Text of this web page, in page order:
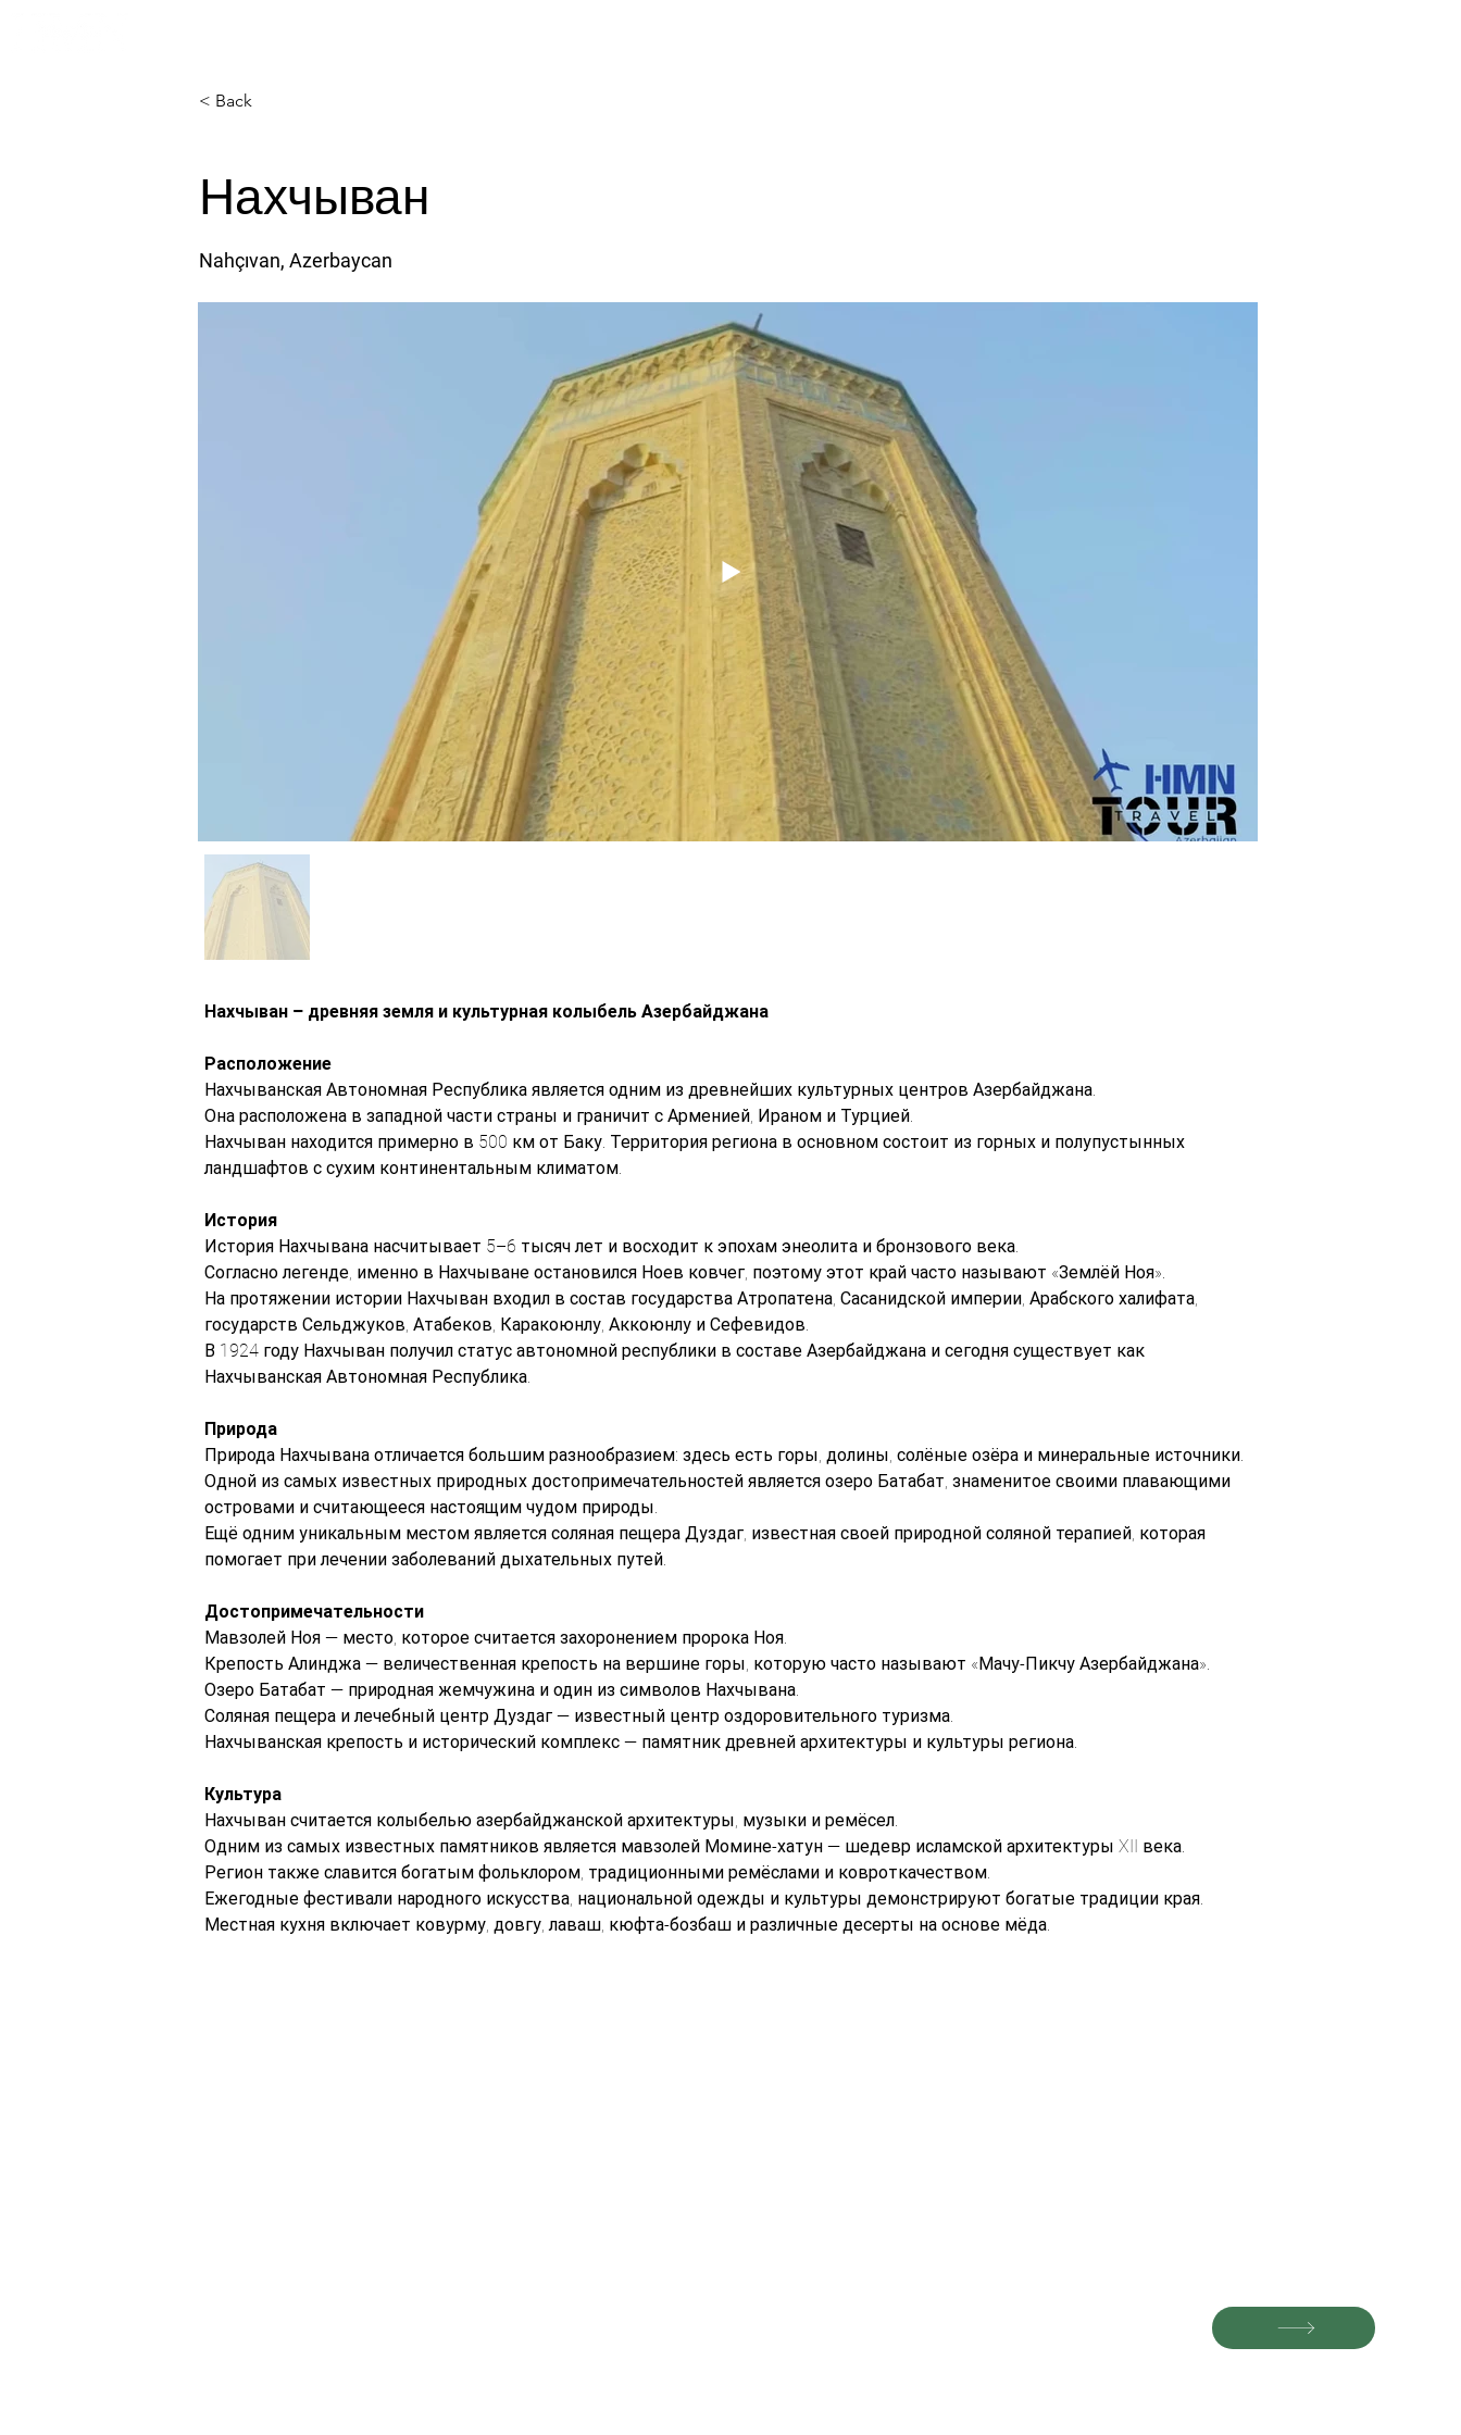
< Back
Нахчыван
Nahçıvan, Azerbaycan
Нахчыван – древняя земля и культурная колыбель Азербайджана
Расположение
Нахчыванская Автономная Республика является одним из древнейших культурных центров Азербайджана.
Она расположена в западной части страны и граничит с Арменией, Ираном и Турцией.
Нахчыван находится примерно в 500 км от Баку. Территория региона в основном состоит из горных и полупустынных
ландшафтов с сухим континентальным климатом.
История
История Нахчывана насчитывает 5–6 тысяч лет и восходит к эпохам энеолита и бронзового века.
Согласно легенде, именно в Нахчыване остановился Ноев ковчег, поэтому этот край часто называют «Землёй Ноя».
На протяжении истории Нахчыван входил в состав государства Атропатена, Сасанидской империи, Арабского халифата,
государств Сельджуков, Атабеков, Каракоюнлу, Аккоюнлу и Сефевидов.
В 1924 году Нахчыван получил статус автономной республики в составе Азербайджана и сегодня существует как
Нахчыванская Автономная Республика.
Природа
Природа Нахчывана отличается большим разнообразием: здесь есть горы, долины, солёные озёра и минеральные источники.
Одной из самых известных природных достопримечательностей является озеро Батабат, знаменитое своими плавающими
островами и считающееся настоящим чудом природы.
Ещё одним уникальным местом является соляная пещера Дуздаг, известная своей природной соляной терапией, которая
помогает при лечении заболеваний дыхательных путей.
Достопримечательности
Мавзолей Ноя — место, которое считается захоронением пророка Ноя.
Крепость Алинджа — величественная крепость на вершине горы, которую часто называют «Мачу-Пикчу Азербайджана».
Озеро Батабат — природная жемчужина и один из символов Нахчывана.
Соляная пещера и лечебный центр Дуздаг — известный центр оздоровительного туризма.
Нахчыванская крепость и исторический комплекс — памятник древней архитектуры и культуры региона.
Культура
Нахчыван считается колыбелью азербайджанской архитектуры, музыки и ремёсел.
Одним из самых известных памятников является мавзолей Момине-хатун — шедевр исламской архитектуры XII века.
Регион также славится богатым фольклором, традиционными ремёслами и ковроткачеством.
Ежегодные фестивали народного искусства, национальной одежды и культуры демонстрируют богатые традиции края.
Местная кухня включает ковурму, довгу, лаваш, кюфта-бозбаш и различные десерты на основе мёда.